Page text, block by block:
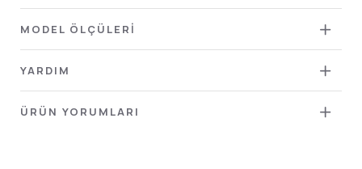
MODEL ÖLÇÜLERİ
YARDIM
ÜRÜN YORUMLARI